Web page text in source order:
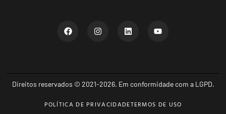
Direitos reservados © 2021-2026. Em conformidade com a LGPD.
POLÍTICA DE PRIVACIDADETERMOS DE USO